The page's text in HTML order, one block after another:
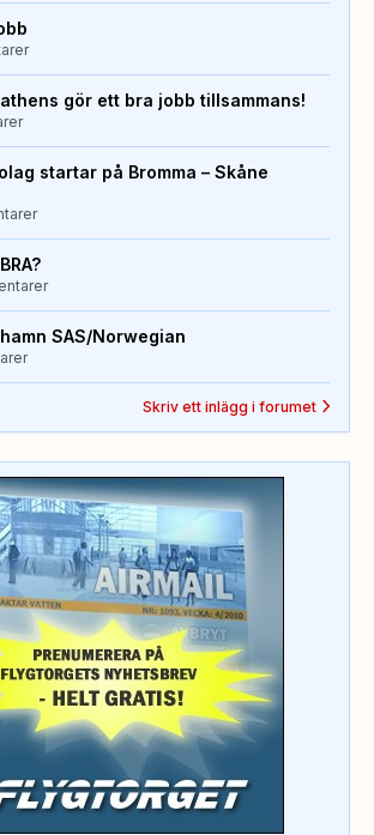
gör ett bra jobb tillsammans!
startar på Bromma – Skåne
SAS/Norwegian
Skriv ett inlägg i forumet